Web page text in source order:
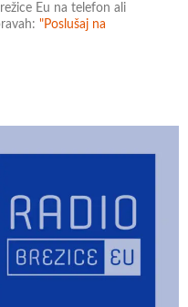
Eu na telefon ali
"Poslušaj na